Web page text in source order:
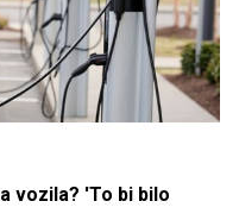
vozila? 'To bi bilo